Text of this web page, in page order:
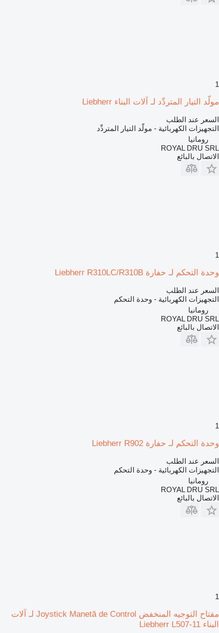
1
مولّد التيار المتردِّد لـ آلات البناء Liebherr
السعر عند الطلب
التجهيزات الكهربائية - مولّد التيار المتردِّد
رومانيا
ROYAL DRU SRL
الاتصال بالبائع
1
وحدة التحكم لـ حفارة Liebherr R310LC/R310B
السعر عند الطلب
التجهيزات الكهربائية - وحدة التحكم
رومانيا
ROYAL DRU SRL
الاتصال بالبائع
1
وحدة التحكم لـ حفارة Liebherr R902
السعر عند الطلب
التجهيزات الكهربائية - وحدة التحكم
رومانيا
ROYAL DRU SRL
الاتصال بالبائع
1
مفتاح التوجيه المنخفض Joystick Manetă de Control لـ آلات
البناء Liebherr L507-11